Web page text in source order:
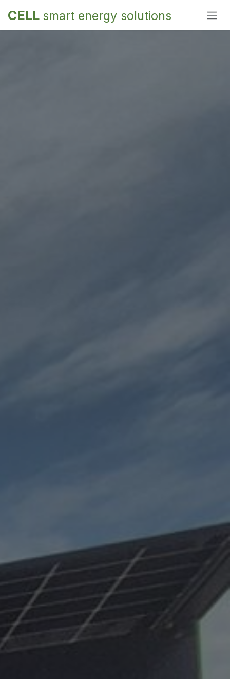
CELL smart energy solutions